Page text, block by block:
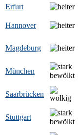
Erfurt
Hannover
Magdeburg
München
Saarbrücken
Stuttgart